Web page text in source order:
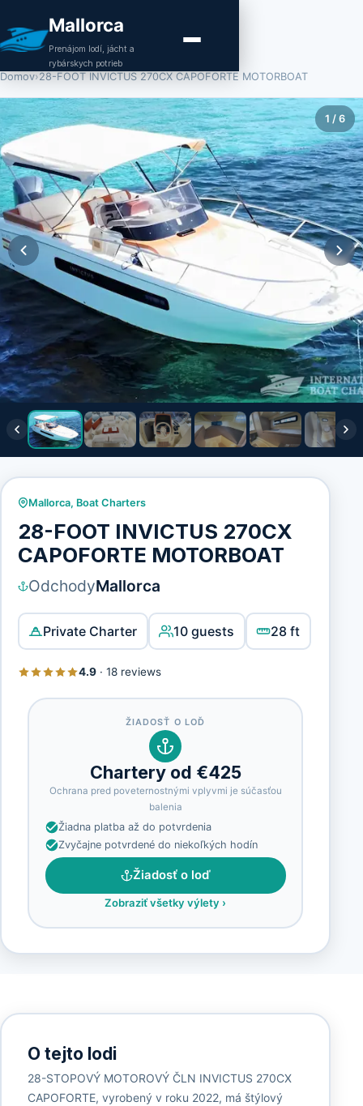
Mallorca
Prenájom lodí, jácht a
rybárskych potrieb
Domov›28-FOOT INVICTUS 270CX CAPOFORTE MOTORBOAT
1 /6
Mallorca, Boat Charters
28-FOOT INVICTUS 270CX
CAPOFORTE MOTORBOAT
OdchodyMallorca
Private Charter 10 guests 28 ft
4.9· 18 reviews
ŽIADOSŤ O LOĎ
Chartery od €425
Ochrana pred poveternostnými vplyvmi je súčasťou
balenia
Žiadna platba až do potvrdenia
Zvyčajne potvrdené do niekoľkých hodín
Žiadosť o loď
Zobraziť všetky výlety ›
O tejto lodi
28-STOPOVÝ MOTOROVÝ ČLN INVICTUS 270CX
CAPOFORTE, vyrobený v roku 2022, má štýlový